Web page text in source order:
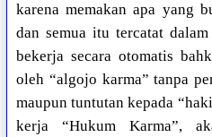
karena memakan apa yang
dan semua itu tercatat
bekerja secara otomatis
oleh “algojo karma” tanpa
maupun tuntutan kepada
kerja “Hukum Karma”,